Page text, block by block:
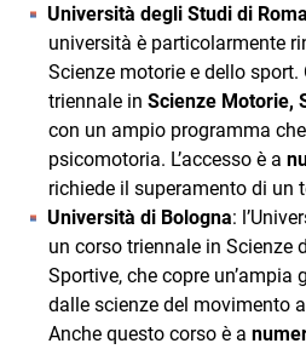
Università degli Studi di
università è particolarmente
Scienze motorie e dello
triennale in Scienze Motorie,
con un ampio programma
psicomotoria. L’accesso è a
richiede il superamento di un
Università di Bologna:
un corso triennale in Scienze
Sportive, che copre
dalle scienze del movimento
Anche questo corso è a